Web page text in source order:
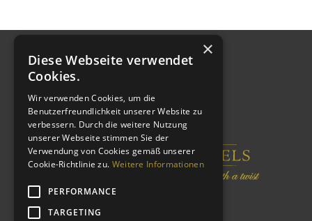
×
Diese Webseite verwendet
Cookies.
Wir verwenden Cookies, um die
Benutzerfreundlichkeit unserer Website zu
verbessern. Durch die weitere Nutzung
unserer Webseite stimmen Sie der
Verwendung von Cookies gemäß unserer
Cookie-Richtlinie zu. Weitere Informationen
PERFORMANCE
TARGETING